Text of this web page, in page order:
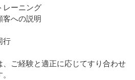
レーニング
客への説明
行
ご経験と適正に応じてすり合わせ